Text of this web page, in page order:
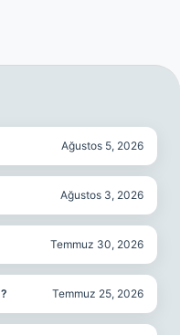
Ağustos 5, 2026
Ağustos 3, 2026
Temmuz 30, 2026
Temmuz 25, 2026